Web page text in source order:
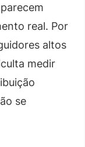
real. Por
altos
medir
se